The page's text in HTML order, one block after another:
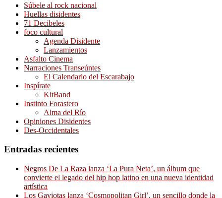
Súbele al rock nacional
Huellas disidentes
71 Decibeles
foco cultural
Agenda Disidente
Lanzamientos
Asfalto Cinema
Narraciones Transeúntes
El Calendario del Escarabajo
Inspírate
KitBand
Instinto Forastero
Alma del Río
Opiniones Disidentes
Des-Occidentales
Entradas recientes
Negros De La Raza lanza ‘La Pura Neta’, un álbum que
convierte el legado del hip hop latino en una nueva identidad
artística
Los Gaviotas lanza ‘Cosmopolitan Girl’, un sencillo donde la